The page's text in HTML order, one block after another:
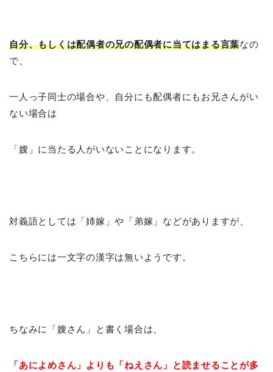
自分、もしくは配偶者の兄の配偶者に当てはまる言葉なの
で、
一人っ子同士の場合や、自分にも配偶者にもお兄さんがい
ない場合は
「嫂」に当たる人がいないことになります。
対義語としては「姉嫁」や「弟嫁」などがありますが、
こちらには一文字の漢字は無いようです。
ちなみに「嫂さん」と書く場合は、
「あによめさん」よりも「ねえさん」と読ませることが多